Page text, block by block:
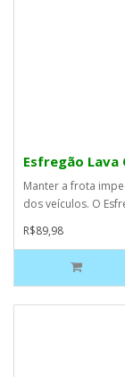
Esfregão Lava
Manter a frota
dos veículos. O
R$89,98